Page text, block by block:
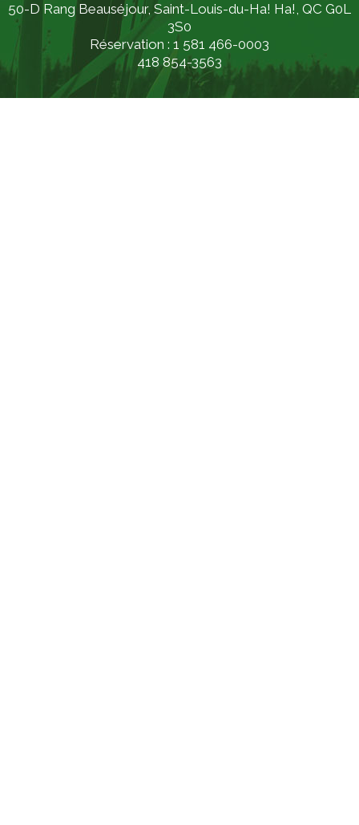
50-D Rang Beauséjour, Saint-Louis-du-Ha! Ha!, QC G0L
3S0
Réservation : 1 581 466-0003
418 854-3563